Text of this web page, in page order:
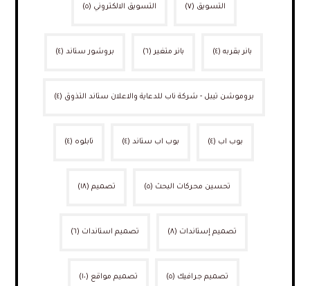
التسويق (٧) التسويق الالكتروني (٥)
بانر بقربه (٤) بانر متغير (٦) بروشور ستاند (٤)
بروموشن تيبل - شركة ناب للدعاية والاعلان ستاند التذوق (٤)
بوب اب (٤) بوب اب ستاند (٤) تابلوه (٤)
تحسين محركات البحث (٥) تصميم (١٨)
تصميم إستاندات (٨) تصميم استاندات (٦)
تصميم جرافيك (٥) تصميم مواقع (١٠)